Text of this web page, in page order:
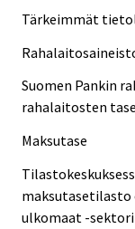
Tärkeimmät
Suomen Pankin
rahalaitosten
Maksutase
ulkomaat -